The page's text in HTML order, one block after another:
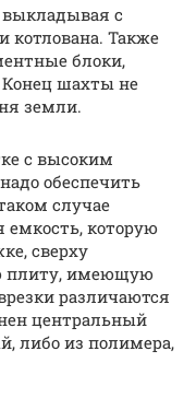
с
котлована. Также
блоки,
Конец шахты не
земли.
с высоким
обеспечить
случае
емкость, которую
сверху
плиту, имеющую
различаются
центральный
либо из полимера,